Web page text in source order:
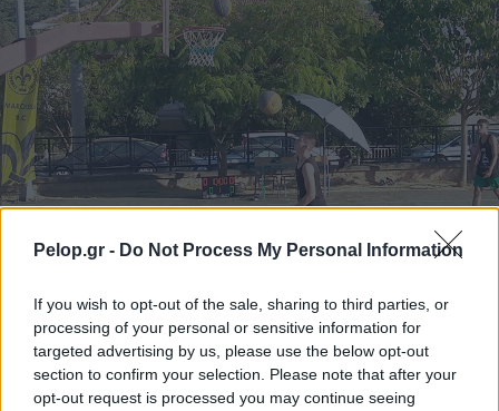
Pelop.gr - Do Not Process My Personal Information
If you wish to opt-out of the sale, sharing to third parties, or
processing of your personal or sensitive information for
targeted advertising by us, please use the below opt-out
section to confirm your selection. Please note that after your
opt-out request is processed you may continue seeing
Το 5ο Τουρνουά 3on3 στην Ακράτα – Παρών ο Γιώργος
Καραμέρος ΦΩΤΟ